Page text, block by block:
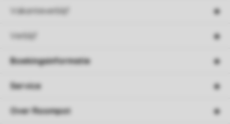
Vakantieverblijf
Verblijf
Boekingsinformatie
Service
Over Roompot